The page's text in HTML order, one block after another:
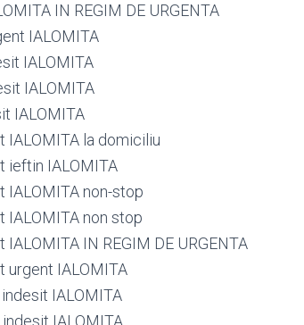
IN REGIM DE URGENTA
IALOMITA
IALOMITA
IALOMITA
IALOMITA
la domiciliu
ieftin IALOMITA
non-stop
non stop
IN REGIM DE URGENTA
urgent IALOMITA
IALOMITA
IALOMITA